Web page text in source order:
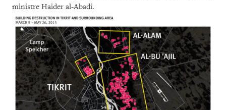
ministre Haider al-Abadi.